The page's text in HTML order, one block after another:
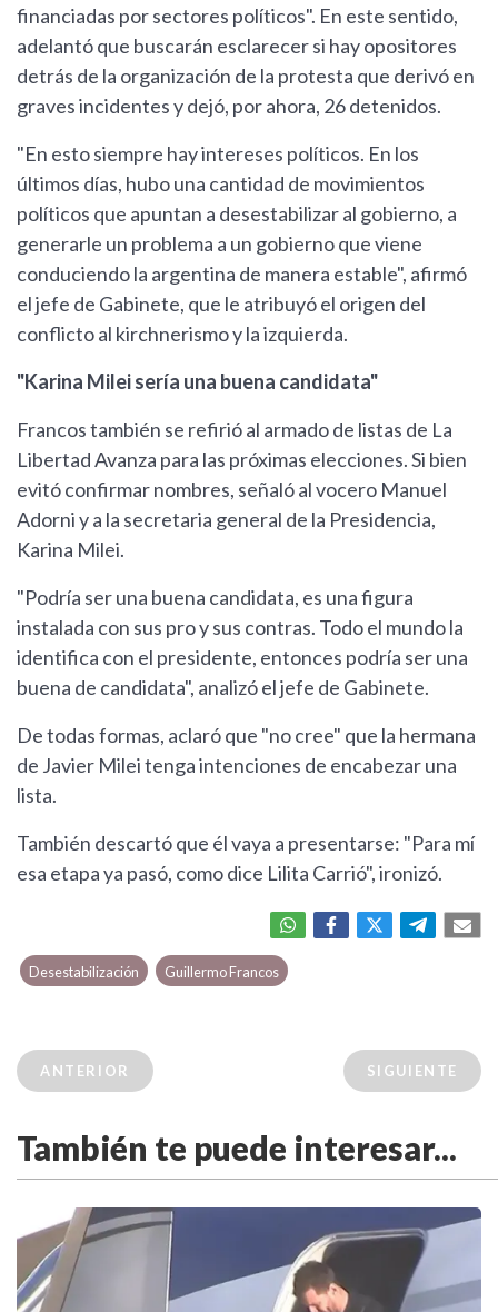
financiadas por sectores políticos". En este sentido,
adelantó que buscarán esclarecer si hay opositores
detrás de la organización de la protesta que derivó en
graves incidentes y dejó, por ahora, 26 detenidos.
"En esto siempre hay intereses políticos. En los
últimos días, hubo una cantidad de movimientos
políticos que apuntan a desestabilizar al gobierno, a
generarle un problema a un gobierno que viene
conduciendo la argentina de manera estable", afirmó
el jefe de Gabinete, que le atribuyó el origen del
conflicto al kirchnerismo y la izquierda.
"Karina Milei sería una buena candidata"
Francos también se refirió al armado de listas de La
Libertad Avanza para las próximas elecciones. Si bien
evitó confirmar nombres, señaló al vocero Manuel
Adorni y a la secretaria general de la Presidencia,
Karina Milei.
"Podría ser una buena candidata, es una figura
instalada con sus pro y sus contras. Todo el mundo la
identifica con el presidente, entonces podría ser una
buena de candidata", analizó el jefe de Gabinete.
De todas formas, aclaró que "no cree" que la hermana
de Javier Milei tenga intenciones de encabezar una
lista.
También descartó que él vaya a presentarse: "Para mí
esa etapa ya pasó, como dice Lilita Carrió", ironizó.
Desestabilización Guillermo Francos
ANTERIOR SIGUIENTE
También te puede interesar...